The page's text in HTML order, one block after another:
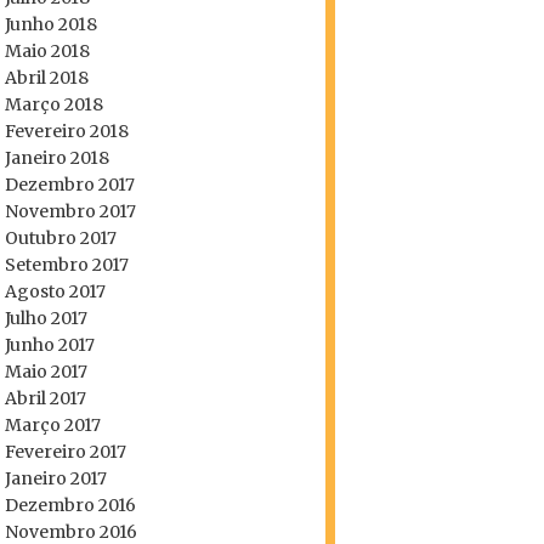
Junho 2018
Maio 2018
Abril 2018
Março 2018
Fevereiro 2018
Janeiro 2018
Dezembro 2017
Novembro 2017
Outubro 2017
Setembro 2017
Agosto 2017
Julho 2017
Junho 2017
Maio 2017
Abril 2017
Março 2017
Fevereiro 2017
Janeiro 2017
Dezembro 2016
Novembro 2016